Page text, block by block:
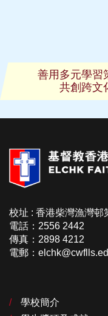
善用多元學習
共創跨文
校址 : 香港柴灣漁灣邨
電話：2556 2442
傳真：2898 4212
電郵：
學校簡介